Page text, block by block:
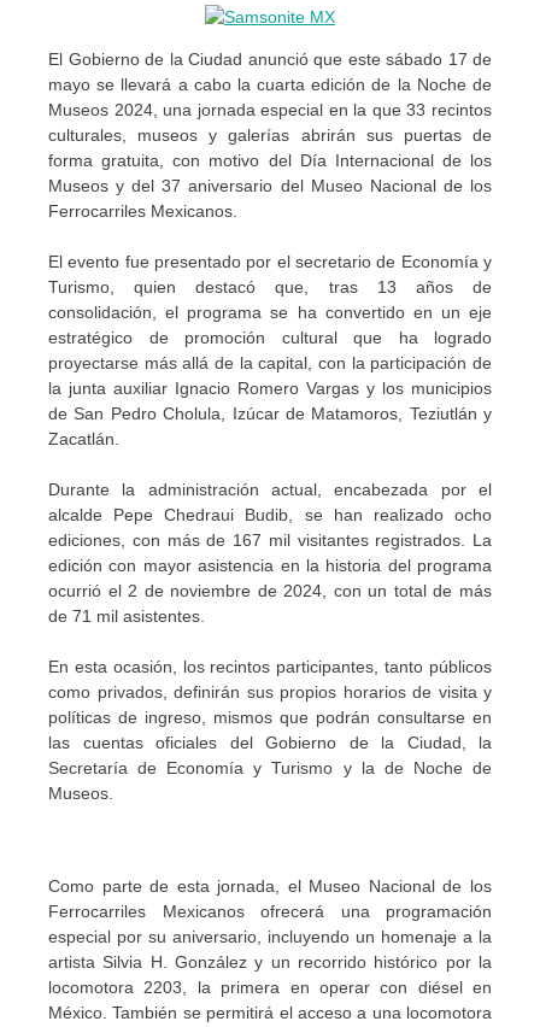
El Gobierno de la Ciudad anunció que este sábado 17 de
mayo se llevará a cabo la cuarta edición de la Noche de
Museos 2024, una jornada especial en la que 33 recintos
culturales, museos y galerías abrirán sus puertas de
forma gratuita, con motivo del Día Internacional de los
Museos y del 37 aniversario del Museo Nacional de los
Ferrocarriles Mexicanos.
El evento fue presentado por el secretario de Economía y
Turismo, quien destacó que, tras 13 años de
consolidación, el programa se ha convertido en un eje
estratégico de promoción cultural que ha logrado
proyectarse más allá de la capital, con la participación de
la junta auxiliar Ignacio Romero Vargas y los municipios
de San Pedro Cholula, Izúcar de Matamoros, Teziutlán y
Zacatlán.
Durante la administración actual, encabezada por el
alcalde Pepe Chedraui Budib, se han realizado ocho
ediciones, con más de 167 mil visitantes registrados. La
edición con mayor asistencia en la historia del programa
ocurrió el 2 de noviembre de 2024, con un total de más
de 71 mil asistentes.
En esta ocasión, los recintos participantes, tanto públicos
como privados, definirán sus propios horarios de visita y
políticas de ingreso, mismos que podrán consultarse en
las cuentas oficiales del Gobierno de la Ciudad, la
Secretaría de Economía y Turismo y la de Noche de
Museos.
Como parte de esta jornada, el Museo Nacional de los
Ferrocarriles Mexicanos ofrecerá una programación
especial por su aniversario, incluyendo un homenaje a la
artista Silvia H. González y un recorrido histórico por la
locomotora 2203, la primera en operar con diésel en
México. También se permitirá el acceso a una locomotora